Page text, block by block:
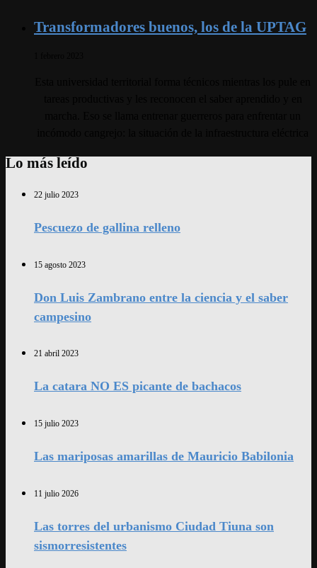
Transformadores buenos, los de la UPTAG
Lo más leído
22 julio 2023
Pescuezo de gallina relleno
15 agosto 2023
Don Luis Zambrano entre la ciencia y el saber
campesino
21 abril 2023
La catara NO ES picante de bachacos
15 julio 2023
Las mariposas amarillas de Mauricio Babilonia
11 julio 2026
Las torres del urbanismo Ciudad Tiuna son
sismorresistentes